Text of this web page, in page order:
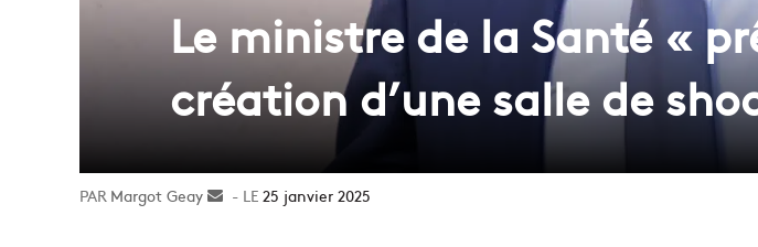
Le ministre de la Santé «
création d’une salle de
Margot Geay
Envoyer25 janvier 2025